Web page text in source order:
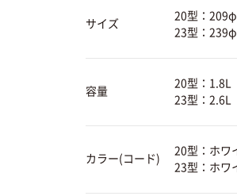
サイズ
20型：
23型：
容量
20型：1.8L
23型：2.6L
カラー(コード)
20型：ホワ
23型：ホワ